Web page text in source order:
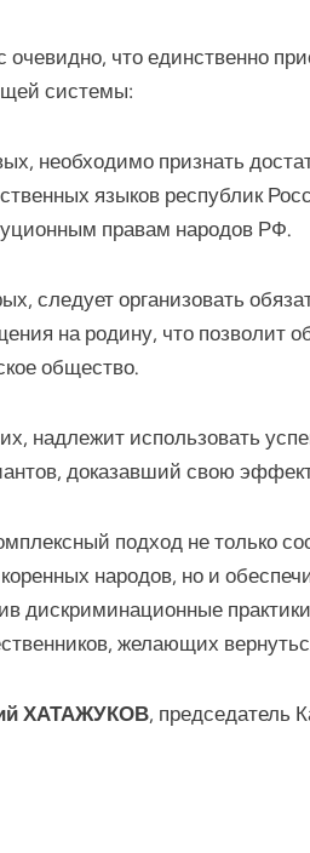
очевидно, что единственно
системы:
необходимо признать
языков республик
правам народов РФ.
следует организовать
на родину, что позволит
общество.
надлежит использовать
доказавший свою
подход не только
народов, но и
дискриминационные
желающих
ХАТАЖУКОВ, председатель